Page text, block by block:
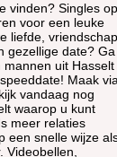
vinden? Singles op
voor een leuke
liefde, vriendschap
gezellige date? Ga
uit Hasselt
Maak
vandaag nog
waarop u kunt
meer relaties
een snelle wijze
Videobellen,